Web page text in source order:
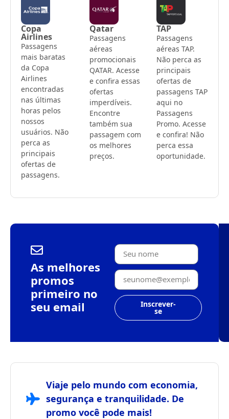
Copa
Airlines
Passagens
mais baratas
da Copa
Airlines
encontradas
nas últimas
horas pelos
nossos
usuários. Não
perca as
principais
ofertas de
passagens.
Qatar
Passagens
aéreas
promocionais
QATAR. Acesse
e confira essas
ofertas
imperdíveis.
Encontre
também sua
passagem com
os melhores
preços.
TAP
Passagens
aéreas TAP.
Não perca as
principais
ofertas de
passagens TAP
aqui no
Passagens
Promo. Acesse
e confira! Não
perca essa
oportunidade.
As melhores
promos
primeiro no
seu email
Inscrever-
se
Viaje pelo mundo com economia,
segurança e tranquilidade. De
promo você pode mais!